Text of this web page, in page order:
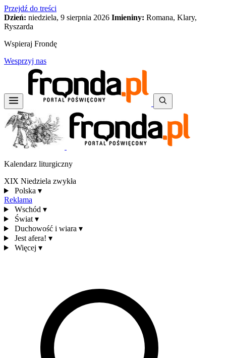
Przejdź do treści
Dzień: niedziela, 9 sierpnia 2026 Imieniny: Romana, Klary,
Ryszarda
Wspieraj Frondę
Wesprzyj nas
Kalendarz liturgiczny
XIX Niedziela zwykła
Polska ▾
Reklama
Wschód ▾
Świat ▾
Duchowość i wiara ▾
Jest afera! ▾
Więcej ▾